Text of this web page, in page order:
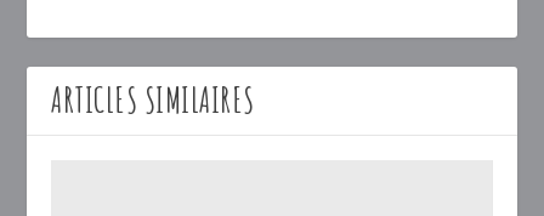
ARTICLES SIMILAIRES